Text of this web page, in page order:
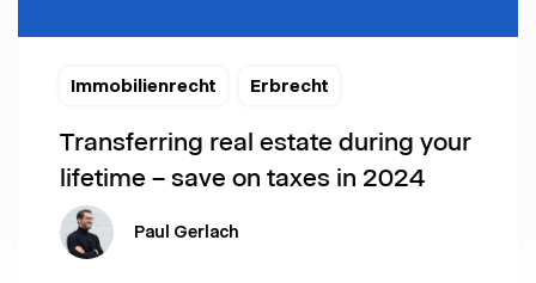
Immobilienrecht Erbrecht
Transferring real estate during your
lifetime – save on taxes in 2024
Paul Gerlach